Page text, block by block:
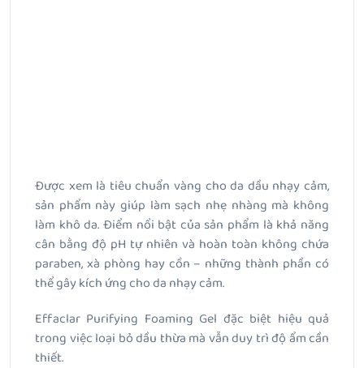
Được xem là tiêu chuẩn vàng cho da dầu nhạy cảm,
sản phẩm này giúp làm sạch nhẹ nhàng mà không
làm khô da. Điểm nổi bật của sản phẩm là khả năng
cân bằng độ pH tự nhiên và hoàn toàn không chứa
paraben, xà phòng hay cồn – những thành phần có
thể gây kích ứng cho da nhạy cảm.
Effaclar Purifying Foaming Gel đặc biệt hiệu quả
trong việc loại bỏ dầu thừa mà vẫn duy trì độ ẩm cần
thiết.